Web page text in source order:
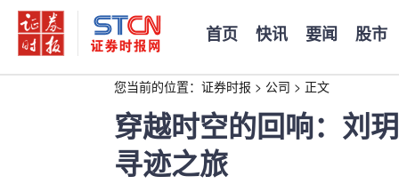
首页 快讯 要闻 股市
您当前的位置： 证券时报 > 公司 > 正文
穿越时空的回响：刘
寻迹之旅